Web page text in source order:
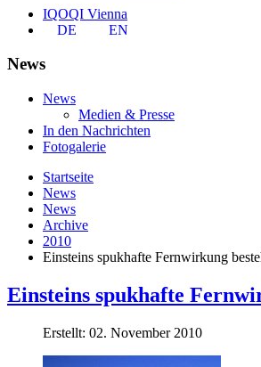
IQOQI Vienna
DE
EN
News
News
Medien & Presse
In den Nachrichten
Fotogalerie
Startseite
News
News
Archive
2010
Einsteins spukhafte Fernwirkung
Einsteins spukhafte
Erstellt: 02. November 2010